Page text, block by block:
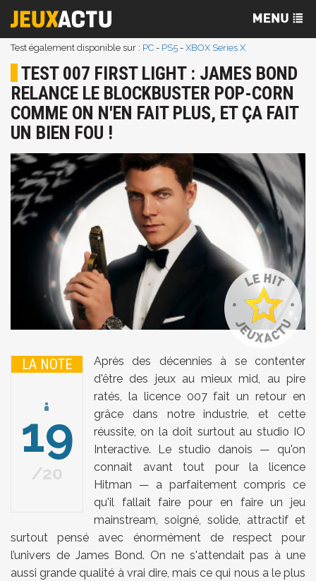
Test également disponible sur : PC - PS5 - XBOX Series X
TEST 007 FIRST LIGHT : JAMES BOND
RELANCE LE BLOCKBUSTER POP-CORN
COMME ON N'EN FAIT PLUS, ET ÇA FAIT
UN BIEN FOU !
LA NOTE
19
20
Après des décennies à se contenter
d'être des jeux au mieux mid, au pire
ratés, la licence 007 fait un retour en
grâce dans notre industrie, et cette
réussite, on la doit surtout au studio IO
Interactive. Le studio danois — qu'on
connait avant tout pour la licence
Hitman — a parfaitement compris ce
qu'il fallait faire pour en faire un jeu
mainstream, soigné, solide, attractif et
surtout pensé avec énormément de respect pour
l’univers de James Bond. On ne s'attendait pas à une
aussi grande qualité à vrai dire, mais ce qui nous a le plus